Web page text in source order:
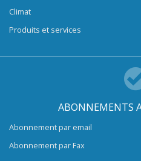
Climat
Produits et services
ABONNEMENTS
Abonnement par email
Abonnement par Fax